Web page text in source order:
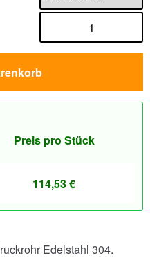
Preis pro Stück
114,53€
Edelstahl 304.